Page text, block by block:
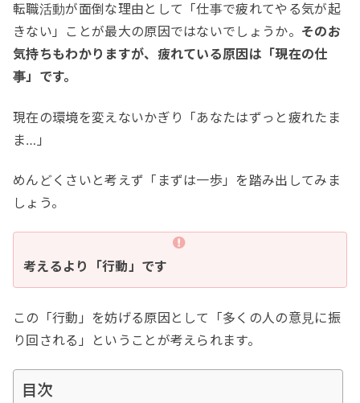
転職活動が面倒な理由として「仕事で疲れてやる気が起
きない」ことが最大の原因ではないでしょうか。 そのお
気持ちもわかりますが、疲れている原因は「現在の仕
事」です。
現在の環境を変えないかぎり「あなたはずっと疲れたま
ま…」
めんどくさいと考えず「まずは一歩」を踏み出してみま
しょう。
考えるより「行動」です
この「行動」を妨げる原因として「多くの人の意見に振
り回される」ということが考えられます。
目次